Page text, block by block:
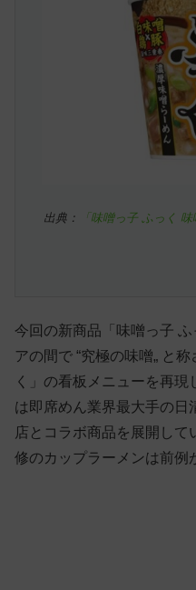
出典：
「味噌っ子 ふっく
今回の新商品「味噌っ子
アの間で “究極の味噌„ と
く」の看板メニューを再
は即席めん業界最大手の日
店とコラボ商品を展開して
修のカップラーメンは前例